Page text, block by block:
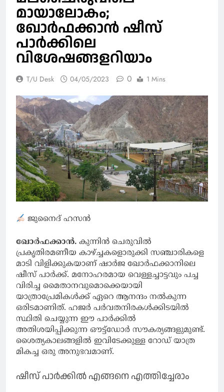
മായാലോകം;
ഖോര്‍ഫക്കാന്‍ ഷീസ്
പാര്‍ക്കിലെ
വിശേഷങ്ങളറിയാം
T/U Desk 04/05/2023 0 1 Mins
ജുനൈദ് ഹസന്‍
ഖോർഫക്കാൻ. കുന്നിൻ ചെരുവിൽ
പ്രകൃതിരമണീയ കാഴ്ച്ചകളൊരുക്കി സഞ്ചാരികളെ
മാടി വിളിക്കുകയാണ് ഷാർജ ഖോര്‍ഫക്കാനിലെ
ഷീസ് പാർക്ക്. മനോഹരമായ വെള്ളച്ചാട്ടവും പച്ച
വിരിച്ച മൈതാനവുമൊക്കെയായി
യാത്രാപ്രേമികള്‍ക്ക് ഏറെ ആനന്ദം നല്‍കുന്ന
ഒരിടമാണിത്. ഹജർ പർവതനിരകൾക്കിടയിൽ
സ്ഥിതി ചെയ്യുന്ന ഈ പാർക്കിൽ
അതിശയിപ്പിക്കുന്ന ഔട്ട്‌ഡോർ സൗകര്യങ്ങളുമുണ്ട്.
ശൈത്യകാലങ്ങളില്‍ ഇവിടേക്കുള്ള റോഡ് യാത്ര
മികച്ച ഒരു അനുഭവമാണ്.
ഷീസ് പാർക്കില്‍ എങ്ങനെ എത്തിച്ചേരാം